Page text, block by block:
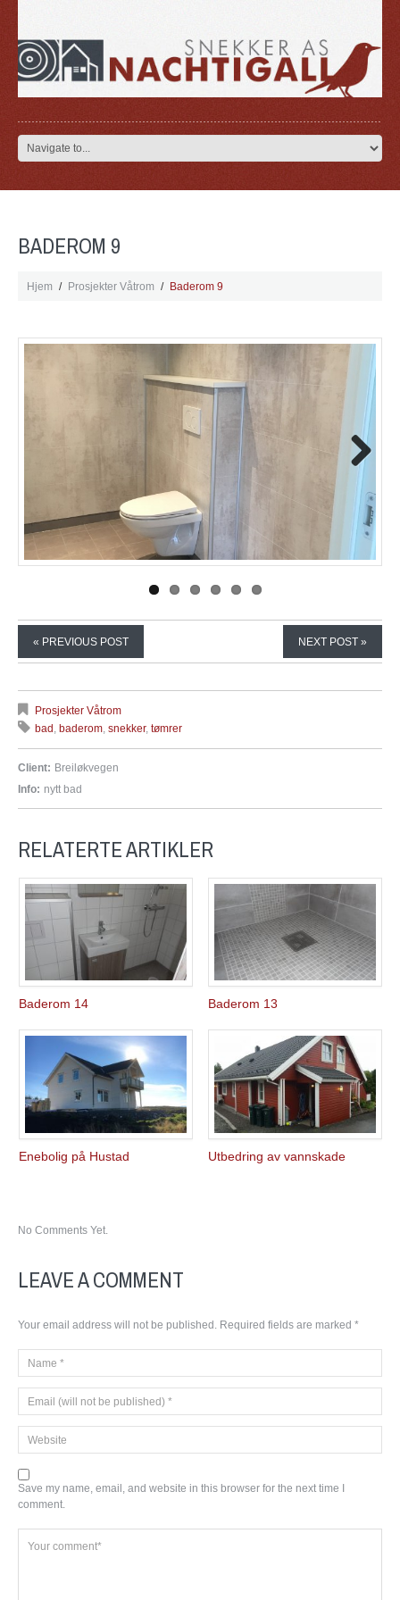
BADEROM 9
Hjem Prosjekter Våtrom Baderom 9
« PREVIOUS POST NEXT POST »
Prosjekter Våtrom
bad baderom, snekker, tømrer
Client: Breiløkvegen
Info: nytt bad
RELATERTE ARTIKLER
Baderom 14 Baderom 13
Enebolig på Hustad Utbedring av vannskade
No Comments Yet.
LEAVE A COMMENT
Your email address will not be published. Required fields are marked *
Save my name, email, and website in this browser for the next time I
comment.